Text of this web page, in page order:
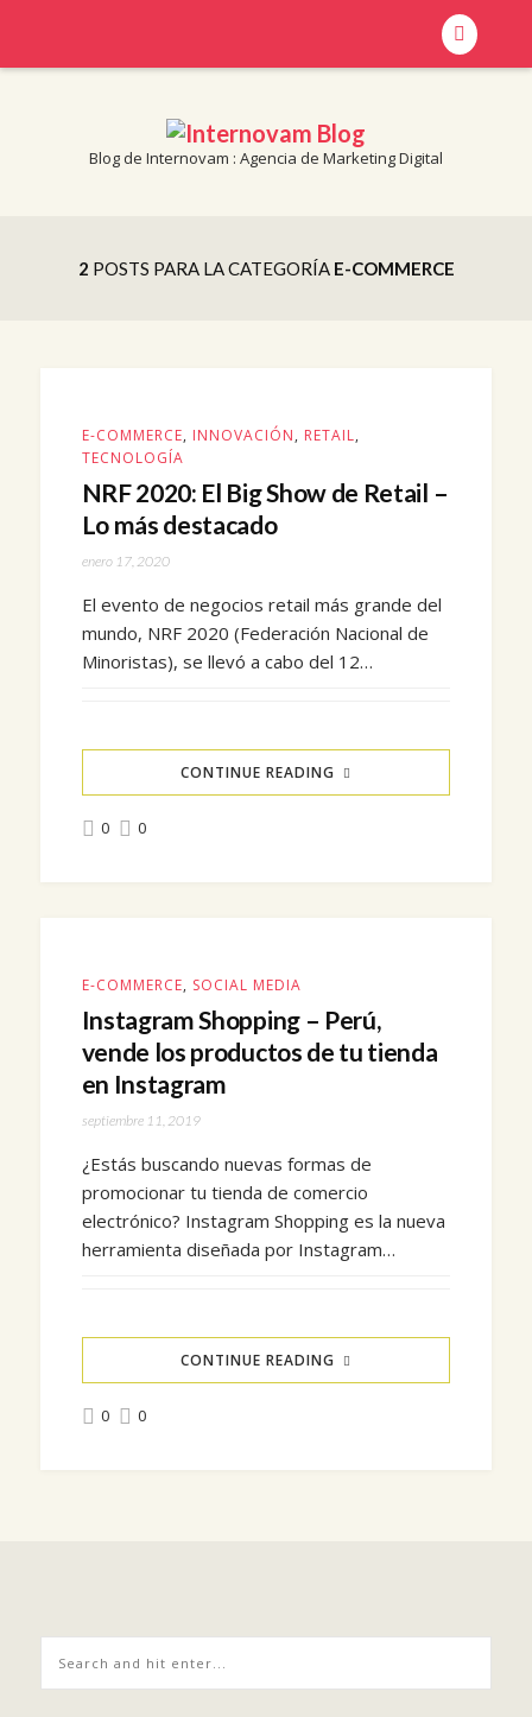
Blog de Internovam : Agencia de Marketing Digital
2 POSTS PARA LA CATEGORÍA E-COMMERCE
E-COMMERCE, INNOVACIÓN, RETAIL,
TECNOLOGÍA
NRF 2020: El Big Show de Retail –
Lo más destacado
enero 17, 2020
El evento de negocios retail más grande del
mundo, NRF 2020 (Federación Nacional de
Minoristas), se llevó a cabo del 12…
CONTINUE READING
0 0
E-COMMERCE, SOCIAL MEDIA
Instagram Shopping – Perú,
vende los productos de tu tienda
en Instagram
septiembre 11, 2019
¿Estás buscando nuevas formas de
promocionar tu tienda de comercio
electrónico? Instagram Shopping es la nueva
herramienta diseñada por Instagram…
CONTINUE READING
0 0